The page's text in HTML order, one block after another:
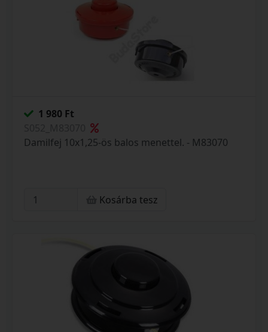
1 980 Ft
Damilfej 10x1,25-ös balos menettel. - M83070
Kosárba tesz